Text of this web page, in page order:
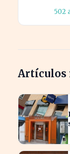
502
Artículos